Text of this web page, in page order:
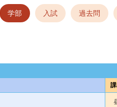
学部 入試 過去問